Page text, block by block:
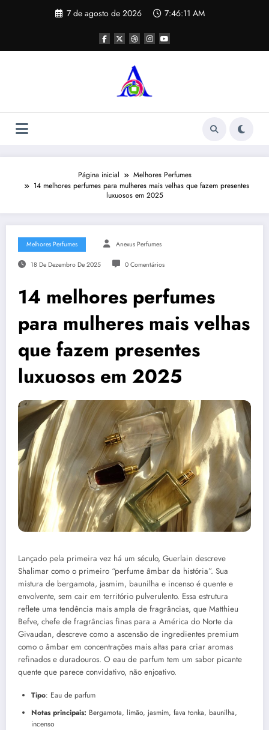
7 de agosto de 2026 7:46:12 AM
Página inicial
Melhores Perfumes
14 melhores perfumes para mulheres mais velhas que fazem presentes
luxuosos em 2025
Melhores Perfumes Anexus Perfumes
18 De Dezembro De 2025 0 Comentários
14 melhores perfumes
para mulheres mais velhas
que fazem presentes
luxuosos em 2025
Lançado pela primeira vez há um século, Guerlain descreve
Shalimar como o primeiro “perfume âmbar da história”. Sua
mistura de bergamota, jasmim, baunilha e incenso é quente e
envolvente, sem cair em território pulverulento. Essa estrutura
reflete uma tendência mais ampla de fragrâncias, que Matthieu
Befve, chefe de fragrâncias finas para a América do Norte da
Givaudan, descreve como a ascensão de ingredientes premium
como o âmbar em concentrações mais altas para criar aromas
refinados e duradouros. O eau de parfum tem um sabor picante
quente que parece convidativo, não enjoativo.
Tipo: Eau de parfum
Notas principais: Bergamota, limão, jasmim, fava tonka, baunilha,
incenso